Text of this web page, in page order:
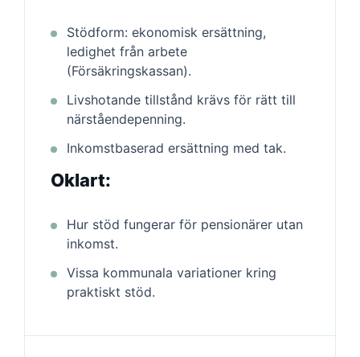
Stödform: ekonomisk ersättning,
ledighet från arbete
(Försäkringskassan).
Livshotande tillstånd krävs för rätt till
närståendepenning.
Inkomstbaserad ersättning med tak.
Oklart:
Hur stöd fungerar för pensionärer utan
inkomst.
Vissa kommunala variationer kring
praktiskt stöd.